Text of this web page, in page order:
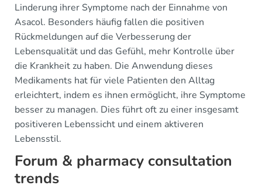
Linderung ihrer Symptome nach der Einnahme von
Asacol. Besonders häufig fallen die positiven
Rückmeldungen auf die Verbesserung der
Lebensqualität und das Gefühl, mehr Kontrolle über
die Krankheit zu haben. Die Anwendung dieses
Medikaments hat für viele Patienten den Alltag
erleichtert, indem es ihnen ermöglicht, ihre Symptome
besser zu managen. Dies führt oft zu einer insgesamt
positiveren Lebenssicht und einem aktiveren
Lebensstil.
Forum & pharmacy consultation
trends